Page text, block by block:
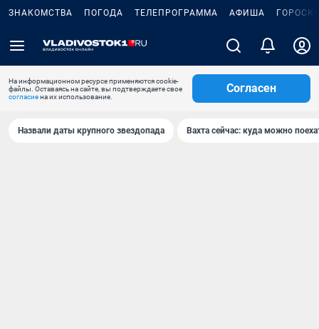
ЗНАКОМСТВА ПОГОДА ТЕЛЕПРОГРАММА АФИША
На информационном ресурсе применяются cookie-
файлы. Оставаясь на сайте, вы подтверждаете свое
согласиена их использование.
Согласен
Назвали даты крупного звездопада Вахта сейчас: куда можно